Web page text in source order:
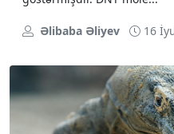
Əlibaba Əliyev 16